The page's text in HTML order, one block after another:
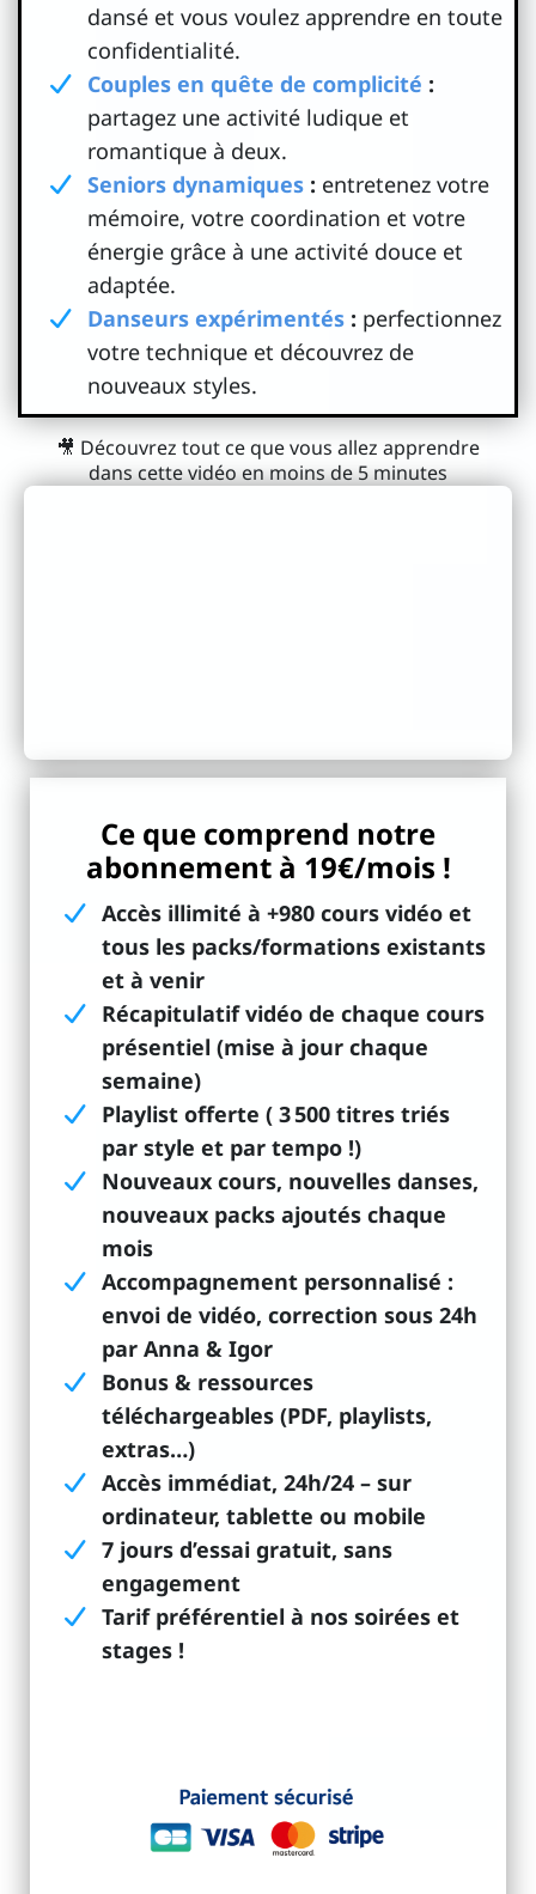
dansé et vous voulez apprendre en toute
confidentialité.
Couples en quête de complicité :
partagez une activité ludique et
romantique à deux.
Seniors dynamiques : entretenez votre
mémoire, votre coordination et votre
énergie grâce à une activité douce et
adaptée.
Danseurs expérimentés : perfectionnez
votre technique et découvrez de
nouveaux styles.
🎥 Découvrez tout ce que vous allez apprendre
dans cette vidéo en moins de 5 minutes
Ce que comprend notre
abonnement à 19€/mois !
Accès illimité à +980 cours vidéo et
tous les packs/formations existants
et à venir
Récapitulatif vidéo de chaque cours
présentiel (mise à jour chaque
semaine)
Playlist offerte ( 3 500 titres triés
par style et par tempo !)
Nouveaux cours, nouvelles danses,
nouveaux packs ajoutés chaque
mois
Accompagnement personnalisé :
envoi de vidéo, correction sous 24h
par Anna & Igor
Bonus & ressources
téléchargeables (PDF, playlists,
extras…)
Accès immédiat, 24h/24 – sur
ordinateur, tablette ou mobile
7 jours d’essai gratuit, sans
engagement
Tarif préférentiel à nos soirées et
stages !